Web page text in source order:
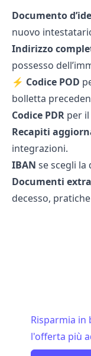
Documento
nuovo
Indirizzo
possesso
⚡ Codice POD
bolletta
Codice PDR per
Recapiti
integrazioni.
IBAN se scegli la
Documenti extra
decesso,
Risparmia in
l'offerta più